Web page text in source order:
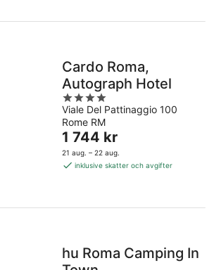
Cardo Roma,
Autograph Hotel
4
out
of
5
Viale Del Pattinaggio 100
Rome RM
Priset
är
1 744 kr
1 744 kr
21 aug. – 22 aug.
inklusive skatter och avgifter
hu Roma Camping In